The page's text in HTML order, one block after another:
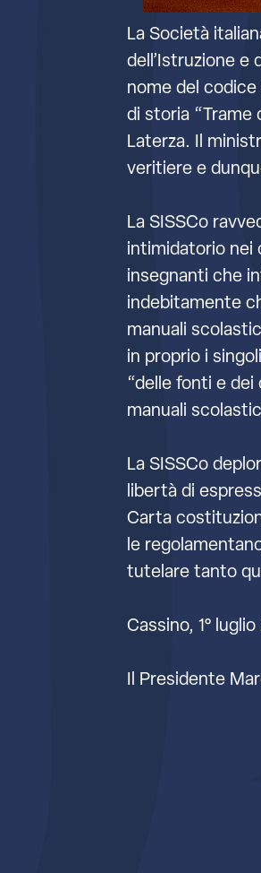
La Società
dell’Istruzione e
nome del
di storia “Trame
Laterza. Il
veritiere e
La SISSCo
intimidatorio nei
insegnanti che
indebitamente
manuali
in proprio i
“delle fonti e
manuali
La SISSCo
libertà di
Carta
le
tutelare tanto
Cassino, 1°
Il Presidente